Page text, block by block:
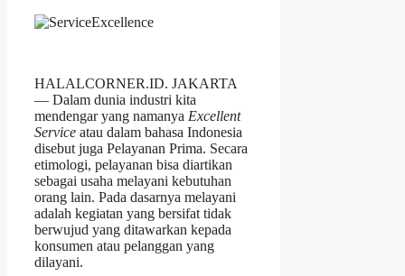
HALALCORNER.ID. JAKARTA
— Dalam dunia industri kita
mendengar yang namanya Excellent
Service atau dalam bahasa Indonesia
disebut juga Pelayanan Prima. Secara
etimologi, pelayanan bisa diartikan
sebagai usaha melayani kebutuhan
orang lain. Pada dasarnya melayani
adalah kegiatan yang bersifat tidak
berwujud yang ditawarkan kepada
konsumen atau pelanggan yang
dilayani.